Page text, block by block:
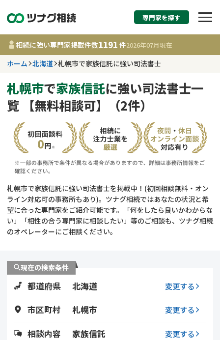
相続税申告・相続手
す
北海道
事務所
相談内容で探す
相続登記
遺留分侵害額請求
コラム
相続手続き
専門家を探す
相続に強い専門家掲載件数1191 件2026年07月現在
ホーム 北海道 札幌市で家族信託に強い司法書士
札幌市で家族信託に強い司法書士一
覧 【無料相談可】（2件）
札幌市で家族信託に強い司法書士を掲載中！(初回相談無料・オン
ライン対応可の事務所もあり)。ツナグ相続ではあなたの状況と希
望に合った専門家をご紹介可能です。「何をしたら良いかわからな
い」「相性の合う専門家に相談したい」等のご相談も、ツナグ相続
のオペレーターにご相談ください。
現在の検索条件
都道府県 北海道 変更する
市区町村 札幌市 変更する
相談内容 家族信託 変更する